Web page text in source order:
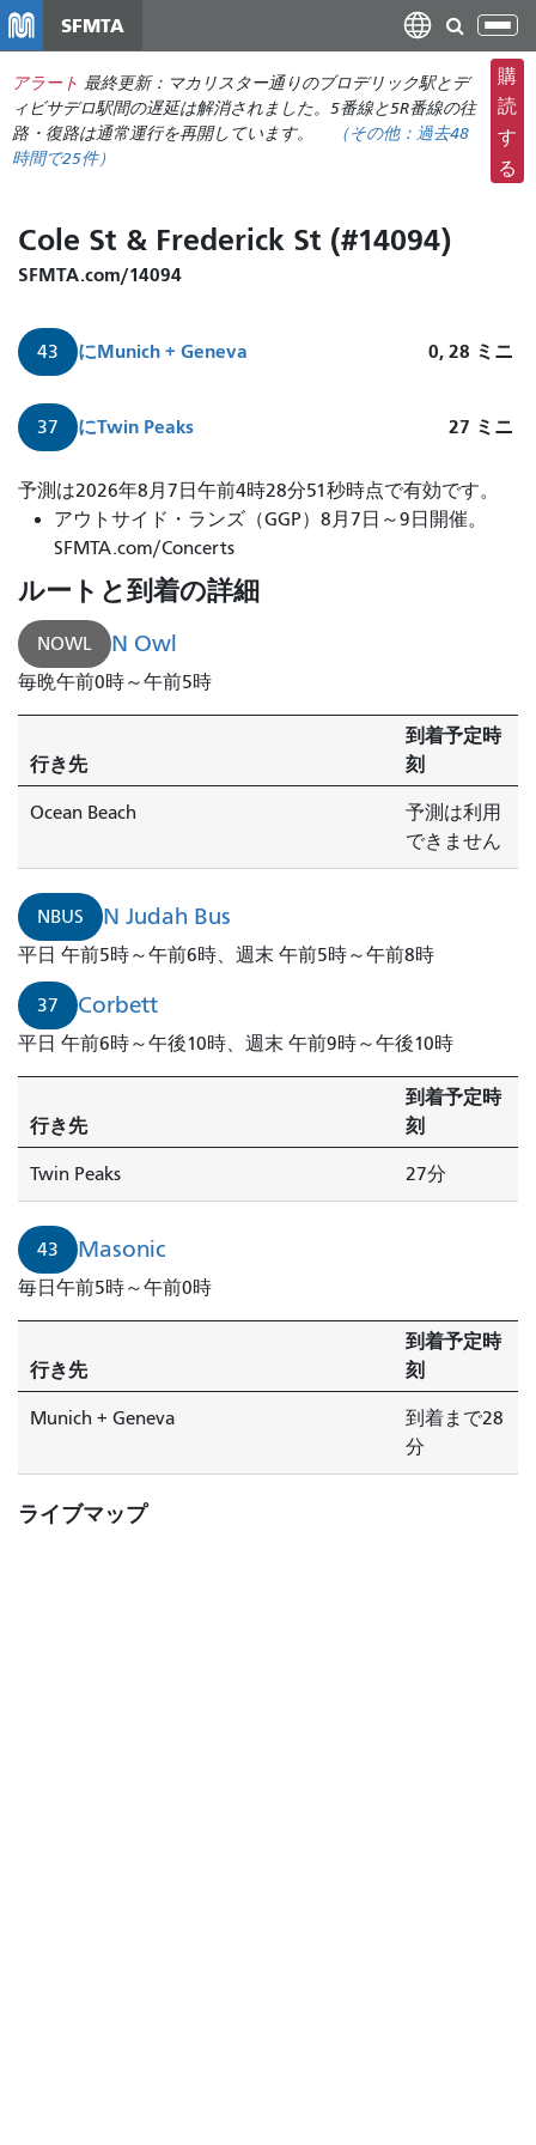
ン
コ
ン
に
SFMTA
ナ
ビ
ゲ
ー
シ
ョ
え
アラート 最終更新：マカリスター通りのブロデリック駅とデ
ィビサデロ駅間の遅延は解消されました。5番線と5R番線の往
路・復路は通常運行を再開しています。
（その他： 過去48
時間で25件）
購
読
す
る
Cole St & Frederick St (#14094)
SFMTA.com/14094
43 にMunich + Geneva 0, 28 ミニ
37 にTwin Peaks 27 ミニ
ミ
ュ
ヘ
ン
と
ジ
ュ
ネ
ー
ブ
行
の
43
番
メ
イ
ソ
ニ
便
が
到
着
し
ま
す。
予測は2026年8月7日午前4時28分51秒時点で有効です。
アウトサイド・ランズ（GGP）8月7日～9日開催。
SFMTA.com/Concerts
ルートと到着の詳細
NOWL N Owl
毎晩午前0時～午前5時
行き先
到着予定時
刻
Ocean Beach
予測は利用
できません
NBUS N Judah Bus
平日 午前5時～午前6時、週末 午前5時～午前8時
37 Corbett
平日 午前6時～午後10時、週末 午前9時～午後10時
行き先
到着予定時
刻
Twin Peaks 27分
43 Masonic
毎日午前5時～午前0時
行き先
到着予定時
刻
Munich + Geneva
到着まで28
分
ライブマップ